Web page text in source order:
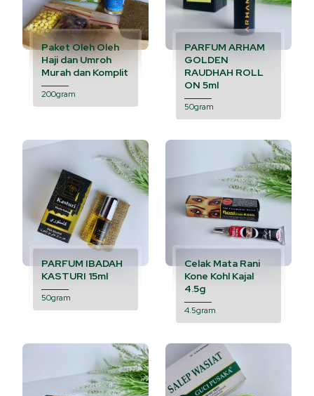
Paket Oleh Oleh
Haji dan Umroh
Murah dan Komplit
200gram
PARFUM ARHAM
GOLDEN
RAUDHAH ROLL
ON 5ml
50gram
PARFUM IBADAH
KASTURI 15ml
50gram
Celak Mata Rani
Kone Kohl Kajal
4.5g
4.5gram